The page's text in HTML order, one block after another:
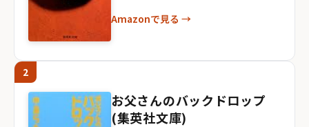
Amazonで見る →
2
お父さんのバックドロップ
(集英社文庫)